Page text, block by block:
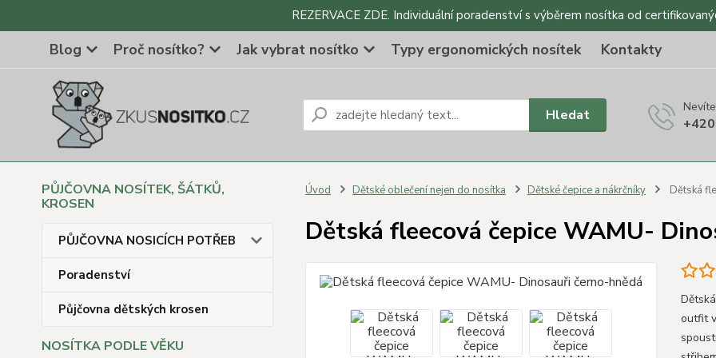
REZERVACE ZDE. Individuální poradenství s výběrem nosítka od
Blog Proč nosítko? Jak vybrat nosítko Typy ergonomických nosítek Kontakty
Hledat
PŮJČOVNA NOSÍTEK, ŠÁTKŮ,
KROSEN
PŮJČOVNA NOSICÍCH POTŘEB
Poradenství
Půjčovna dětských krosen
NOSÍTKA PODLE VĚKU
Úvod Dětské oblečení nejen do nosítka Dětské čepice a nákrčníky Dětská
Dětská fleecová čepice WAMU-
outfit